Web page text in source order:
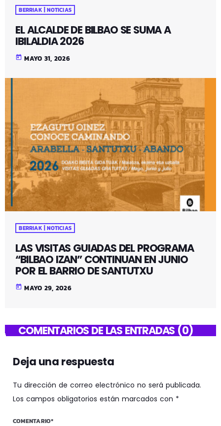
BERRIAK | NOTICIAS
EL ALCALDE DE BILBAO SE SUMA A
IBILALDIA 2026
today MAYO 31, 2026
BERRIAK | NOTICIAS
LAS VISITAS GUIADAS DEL PROGRAMA
“BILBAO IZAN” CONTINUAN EN JUNIO
POR EL BARRIO DE SANTUTXU
today MAYO 29, 2026
COMENTARIOS DE LAS ENTRADAS (0)
Deja una respuesta
Tu dirección de correo electrónico no será publicada.
Los campos obligatorios están marcados con *
COMENTARIO*